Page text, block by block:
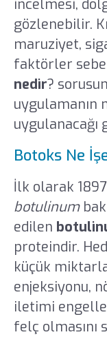
incelmesi,
gözlenebilir.
maruziyet,
faktörler
nedir?
uygulamanın
uygulanacağı
Botoks Ne
İlk olarak 1897
botulinum
edilen
proteindir.
küçük
enjeksiyonu,
iletimi
felç olmasını